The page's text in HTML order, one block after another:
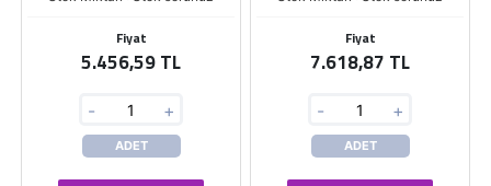
Fiyat
5.456,59 TL
- +
ADET
Fiyat
7.618,87 TL
- +
ADET